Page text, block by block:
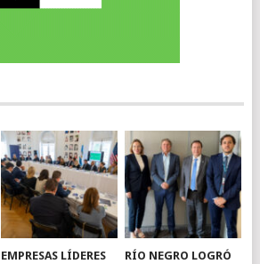
EMPRESAS LÍDERES
RÍO NEGRO LOGRÓ